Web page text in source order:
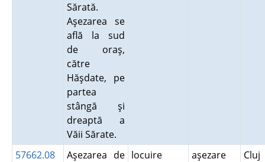
Sărată.
Aşezarea se
află la sud
de oraş,
către
Hăşdate, pe
partea
stângă şi
dreaptă a
Văii Sărate.
57662.08
Aşezarea de locuire aşezare Cluj